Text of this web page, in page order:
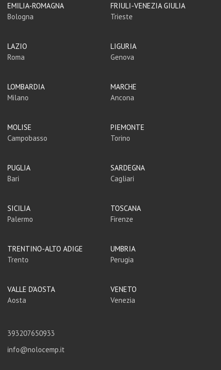
EMILIA-ROMAGNA
Bologna
FRIULI-VENEZIA GIULIA
Trieste
LAZIO
Roma
LIGURIA
Genova
LOMBARDIA
Milano
MARCHE
Ancona
MOLISE
Campobasso
PIEMONTE
Torino
PUGLIA
Bari
SARDEGNA
Cagliari
SICILIA
Palermo
TOSCANA
Firenze
TRENTINO-ALTO ADIGE
Trento
UMBRIA
Perugia
VALLE D'AOSTA
Aosta
VENETO
Venezia
393207650933
info@nolocemp.it